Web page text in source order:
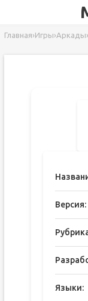
Главная›Игры›Аркады›
Версия:
Языки: